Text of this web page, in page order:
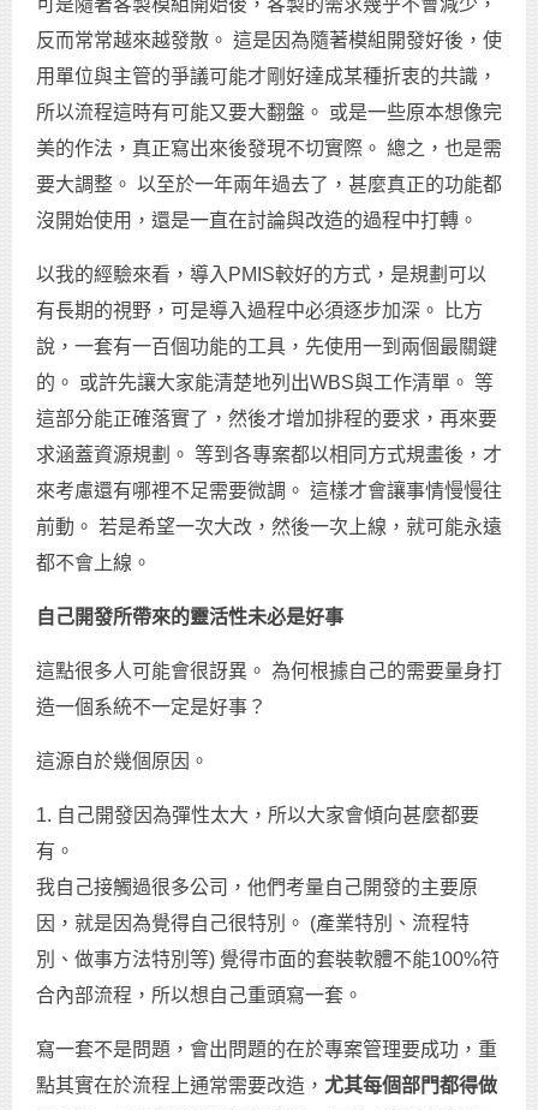
可是隨著客製模組開始後，客製的需求幾乎不會減少，
反而常常越來越發散。 這是因為隨著模組開發好後，使
用單位與主管的爭議可能才剛好達成某種折衷的共識，
所以流程這時有可能又要大翻盤。 或是一些原本想像完
美的作法，真正寫出來後發現不切實際。 總之，也是需
要大調整。 以至於一年兩年過去了，甚麼真正的功能都
沒開始使用，還是一直在討論與改造的過程中打轉。
以我的經驗來看，導入PMIS較好的方式，是規劃可以
有長期的視野，可是導入過程中必須逐步加深。 比方
說，一套有一百個功能的工具，先使用一到兩個最關鍵
的。 或許先讓大家能清楚地列出WBS與工作清單。 等
這部分能正確落實了，然後才增加排程的要求，再來要
求涵蓋資源規劃。 等到各專案都以相同方式規畫後，才
來考慮還有哪裡不足需要微調。 這樣才會讓事情慢慢往
前動。 若是希望一次大改，然後一次上線，就可能永遠
都不會上線。
自己開發所帶來的靈活性未必是好事
這點很多人可能會很訝異。 為何根據自己的需要量身打
造一個系統不一定是好事？
這源自於幾個原因。
1. 自己開發因為彈性太大，所以大家會傾向甚麼都要
有。
我自己接觸過很多公司，他們考量自己開發的主要原
因，就是因為覺得自己很特別。 (產業特別、流程特
別、做事方法特別等) 覺得市面的套裝軟體不能100%符
合內部流程，所以想自己重頭寫一套。
寫一套不是問題，會出問題的在於專案管理要成功，重
點其實在於流程上通常需要改造， 尤其每個部門都得做